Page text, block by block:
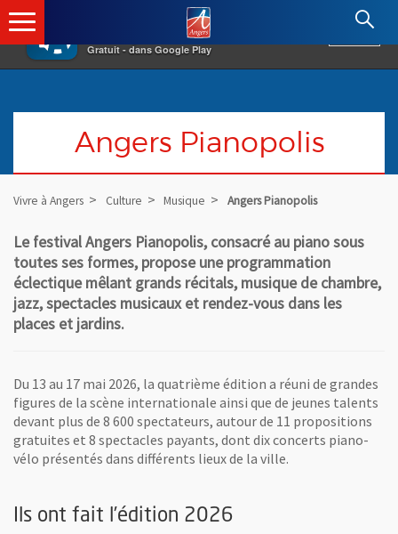
×
Gratuit - dans Google Play
Angers.fr : Retour à l'accueil
Angers Pianopolis
Vivre à Angers Culture Musique Angers Pianopolis
Le festival Angers Pianopolis, consacré au piano sous
toutes ses formes, propose une programmation
éclectique mêlant grands récitals, musique de chambre,
jazz, spectacles musicaux et rendez-vous dans les
places et jardins.
Du 13 au 17 mai 2026, la quatrième édition a réuni de grandes
figures de la scène internationale ainsi que de jeunes talents
devant plus de 8 600 spectateurs, autour de 11 propositions
gratuites et 8 spectacles payants, dont dix concerts piano-
vélo présentés dans différents lieux de la ville.
Ils ont fait l’édition 2026